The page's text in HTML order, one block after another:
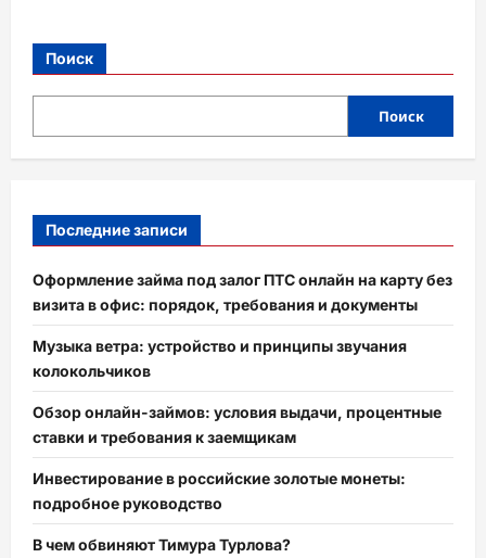
Поиск
Поиск
Последние записи
Оформление займа под залог ПТС онлайн на карту без
визита в офис: порядок, требования и документы
Музыка ветра: устройство и принципы звучания
колокольчиков
Обзор онлайн-займов: условия выдачи, процентные
ставки и требования к заемщикам
Инвестирование в российские золотые монеты:
подробное руководство
В чем обвиняют Тимура Турлова?